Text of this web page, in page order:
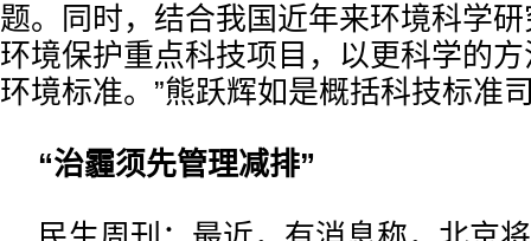
题。同时，结合我国近年来环境科学
环境保护重点科技项目，以更科学的
环境标准。”熊跃辉如是概括科技标准
“治霾须先管理减排”